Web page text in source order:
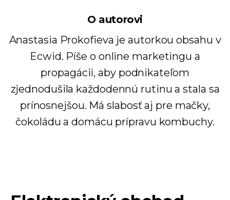
O autorovi
Anastasia Prokofieva je autorkou obsahu v
Ecwid. Píše o online marketingu a
propagácii, aby podnikateľom
zjednodušila každodennú rutinu a stala sa
prínosnejšou. Má slabosť aj pre mačky,
čokoládu a domácu prípravu kombuchy.